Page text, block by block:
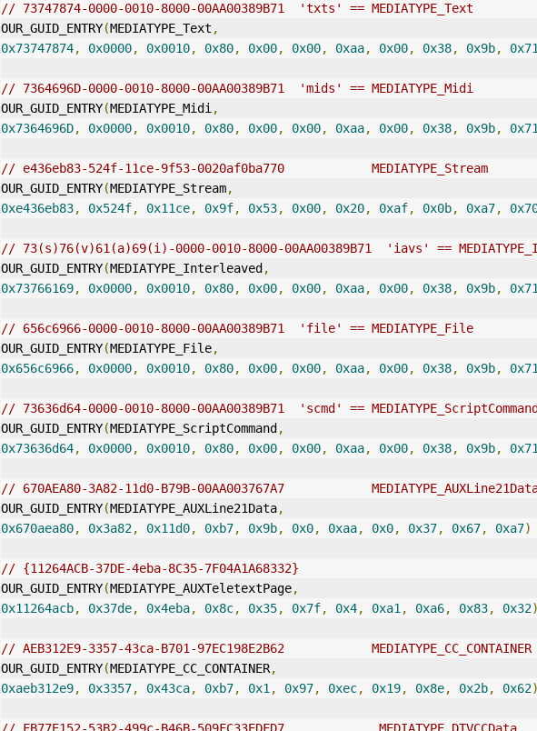
// 73747874-0000-0010-8000-00AA00389B71  'txts' == MEDIATYPE_Text
OUR_GUID_ENTRY(MEDIATYPE_Text ,
0x73747874, 0x0000, 0x0010, 0x80, 0x00, 0x00, 0xaa, 0x00, 0x38, 0x9b, 0x71
// 7364696D-0000-0010-8000-00AA00389B71  'mids' == MEDIATYPE_Midi
OUR_GUID_ENTRY(MEDIATYPE_Midi ,
0x7364696D, 0x0000, 0x0010, 0x80, 0x00, 0x00, 0xaa, 0x00, 0x38, 0x9b, 0x71
// e436eb83-524f-11ce-9f53-0020af0ba770            MEDIATYPE_Stream
OUR_GUID_ENTRY(MEDIATYPE_Stream,
0xe436eb83, 0x524f, 0x11ce, 0x9f, 0x53, 0x00, 0x20, 0xaf, 0x0b, 0xa7,
// 73(s)76(v)61(a)69(i)-0000-0010-8000-00AA00389B71  'iavs' ==
OUR_GUID_ENTRY(MEDIATYPE_Interleaved ,
0x73766169, 0x0000, 0x0010, 0x80, 0x00, 0x00, 0xaa, 0x00, 0x38, 0x9b, 0x71
// 656c6966-0000-0010-8000-00AA00389B71  'file' == MEDIATYPE_File
OUR_GUID_ENTRY(MEDIATYPE_File,
0x656c6966, 0x0000, 0x0010, 0x80, 0x00, 0x00, 0xaa, 0x00, 0x38, 0x9b, 0x71
// 73636d64-0000-0010-8000-00AA00389B71  'scmd' == MEDIATYPE_ScriptCommand
OUR_GUID_ENTRY(MEDIATYPE_ScriptCommand ,
0x73636d64, 0x0000, 0x0010, 0x80, 0x00, 0x00, 0xaa, 0x00, 0x38, 0x9b, 0x71
// 670AEA80-3A82-11d0-B79B-00AA003767A7
OUR_GUID_ENTRY(MEDIATYPE_AUXLine21Data,
0x670aea80, 0x3a82, 0x11d0, 0xb7, 0x9b, 0x0, 0xaa, 0x0, 0x37, 0x67, 0xa7)
// {11264ACB-37DE-4eba-8C35-7F04A1A68332}
OUR_GUID_ENTRY(MEDIATYPE_AUXTeletextPage,
0x11264acb, 0x37de, 0x4eba, 0x8c, 0x35, 0x7f, 0x4, 0xa1 , 0xa6, 0x83, 0x32)
// AEB312E9-3357-43ca-B701-97EC198E2B62            MEDIATYPE_CC_CONTAINER
OUR_GUID_ENTRY(MEDIATYPE_CC_CONTAINER,
0xaeb312e9, 0x3357, 0x43ca, 0xb7, 0x1 , 0x97, 0xec, 0x19, 0x8e, 0x2b, 0x62)